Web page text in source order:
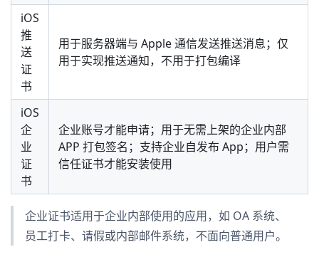
iOS
推
送
证
书
用于服务器端与 Apple 通信发送推送消息；仅
用于实现推送通知，不用于打包编译
iOS
企
业
证
书
企业账号才能申请；用于无需上架的企业内部
APP 打包签名；支持企业自发布 App；用户需
信任证书才能安装使用
企业证书适用于企业内部使用的应用，如 OA 系统、
员工打卡、请假或内部邮件系统，不面向普通用户。